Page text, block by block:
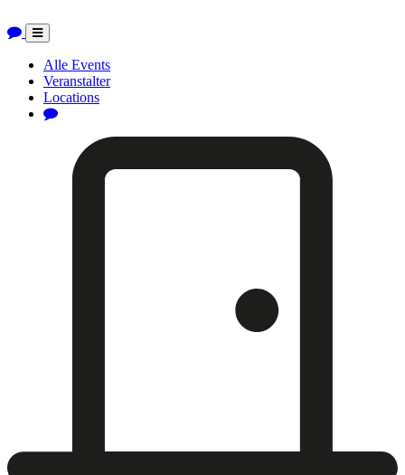
Toggle
navigation
Alle Events
Veranstalter
Locations